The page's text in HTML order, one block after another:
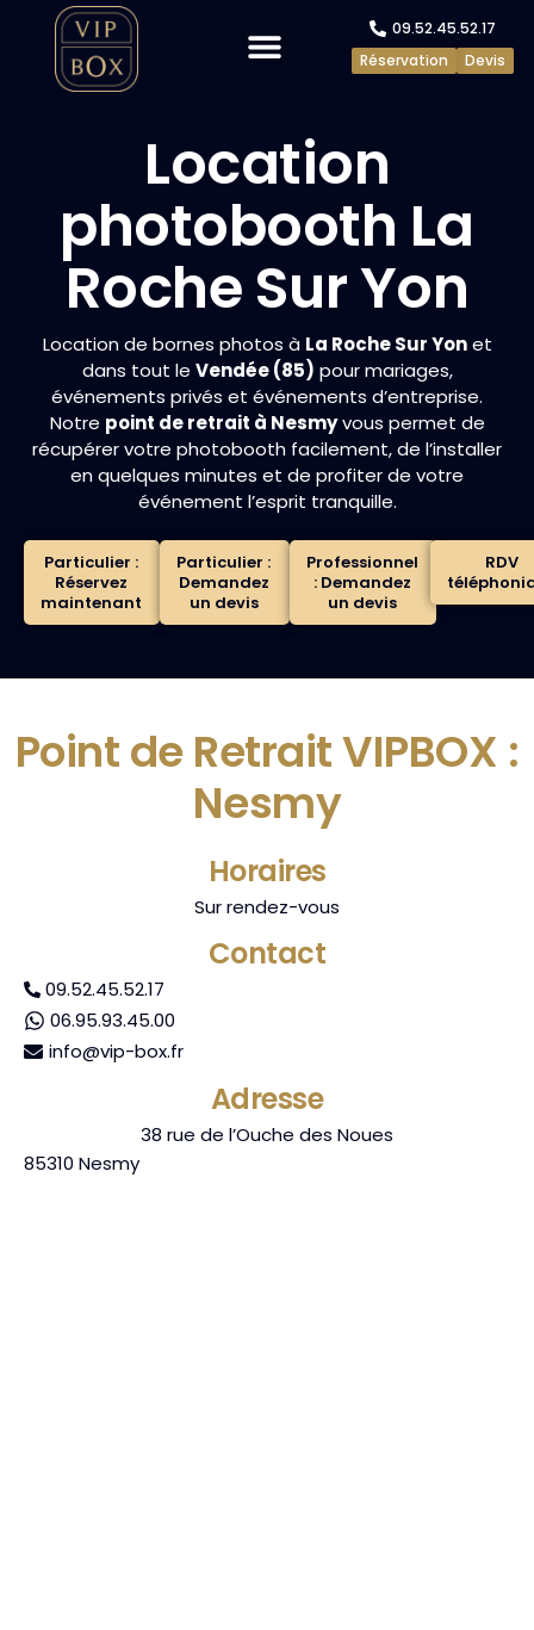
09.52.45.52.17
Devis
Réservation
Location
photobooth La
Roche Sur Yon
Location de bornes photos à La Roche Sur Yonet
dans tout le Vendée (85) pour mariages,
événements privés et événements d’entreprise.
Notre point de retrait à Nesmyvous permet de
récupérer votre photobooth facilement, de l’installer
en quelques minutes et de profiter de votre
événement l’esprit tranquille.
Particulier :
Réservez
maintenant
Particulier :
Demandez
un devis
Professionnel
: Demandez
un devis
RDV
Point de Retrait VIPBOX :
Nesmy
Adresse
38 rue de l’Ouche des Noues
85310 Nesmy
Contact
09.52.45.52.17
06.95.93.45.00
info@vip-box.fr
Horaires
Sur rendez-vous